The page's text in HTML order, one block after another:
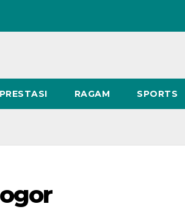
PRESTASI RAGAM SPORTS